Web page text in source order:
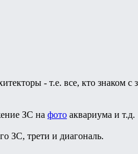
- т.е. все, кто знаком
ЗС на фото аквариума и т.д.
ЗС, трети и диагональ.